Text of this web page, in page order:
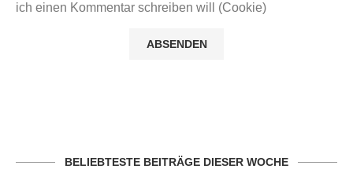
ich einen Kommentar schreiben will (Cookie)
BELIEBTESTE BEITRÄGE DIESER WOCHE